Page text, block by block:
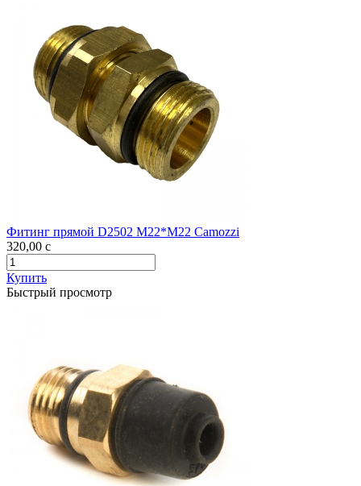
Фитинг прямой D2502 М22*М22 Camozzi
320,00 c
Купить
Быстрый просмотр